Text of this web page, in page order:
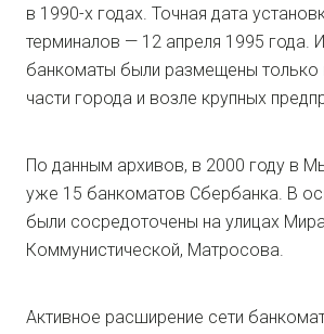
в 1990-х годах. Точная дата
терминалов — 12 апреля 1995 года.
банкоматы были размещены только
части города и возле крупных
По данным архивов, в 2000 году в
уже 15 банкоматов Сбербанка. В
были сосредоточены на улицах
Коммунистической, Матросова.
Активное расширение сети